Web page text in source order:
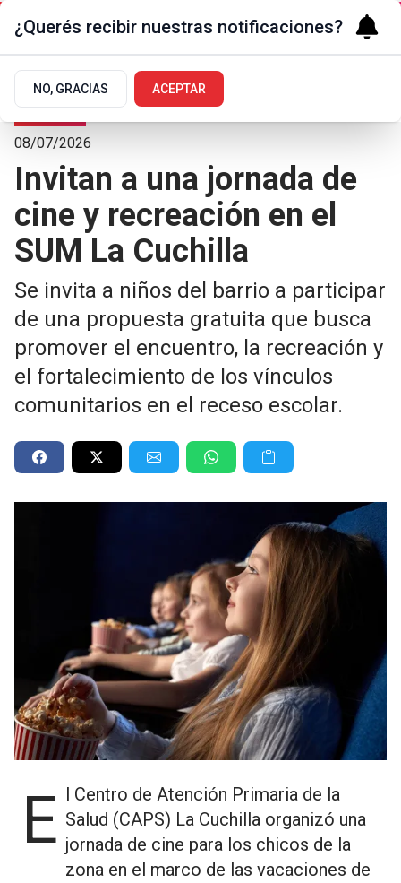
Sociedad
08/07/2026
Invitan a una jornada de
cine y recreación en el
SUM La Cuchilla
Se invita a niños del barrio a participar
de una propuesta gratuita que busca
promover el encuentro, la recreación y
el fortalecimiento de los vínculos
comunitarios en el receso escolar.
El Centro de Atención Primaria de la Salud (CAPS) La Cuchilla organizó una
jornada de cine para los chicos de la
zona en el marco de las vacaciones de
¿Querés recibir nuestras notificaciones?
NO, GRACIAS ACEPTAR